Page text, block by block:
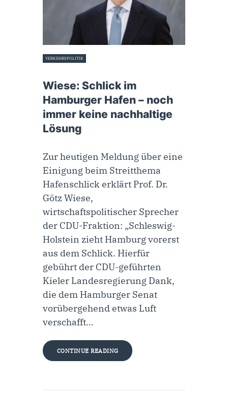
VERKEHRSPOLITIK
Wiese: Schlick im
Hamburger Hafen – noch
immer keine nachhaltige
Lösung
Zur heutigen Meldung über eine
Einigung beim Streitthema
Hafenschlick erklärt Prof. Dr.
Götz Wiese,
wirtschaftspolitischer Sprecher
der CDU-Fraktion: „Schleswig-
Holstein zieht Hamburg vorerst
aus dem Schlick. Hierfür
gebührt der CDU-geführten
Kieler Landesregierung Dank,
die dem Hamburger Senat
vorübergehend etwas Luft
verschafft…
CONTINUE READING